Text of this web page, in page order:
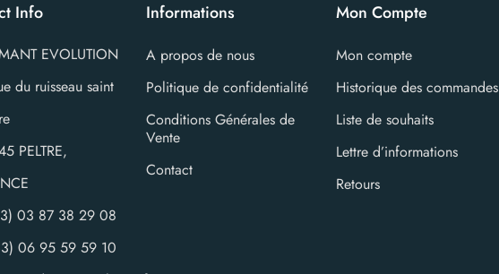
Info
EVOLUTION
du ruisseau saint
PELTRE,
03 87 38 29 08
06 95 59 59 10
Informations
A propos de nous
Politique de confidentialité
Conditions Générales de
Vente
Contact
Mon Compte
Mon compte
Historique des commandes
Liste de souhaits
Lettre d’informations
Retours